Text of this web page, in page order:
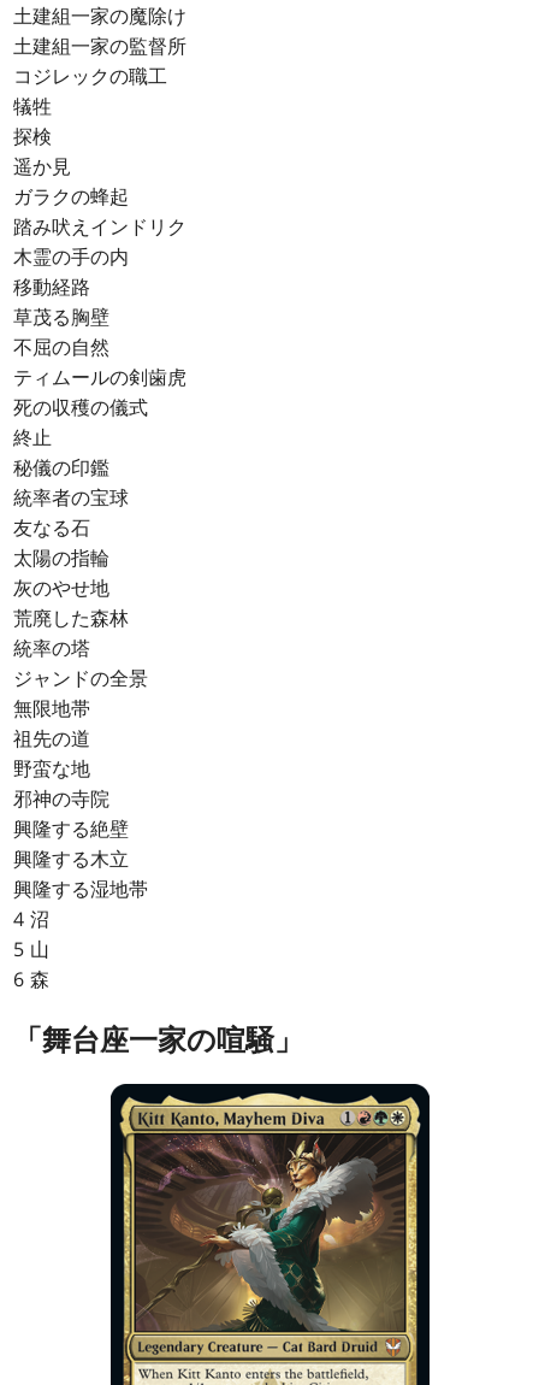
土建組一家の魔除け
土建組一家の監督所
コジレックの職工
犠牲
探検
遥か見
ガラクの蜂起
踏み吠えインドリク
木霊の手の内
移動経路
草茂る胸壁
不屈の自然
ティムールの剣歯虎
死の収穫の儀式
終止
秘儀の印鑑
統率者の宝球
友なる石
太陽の指輪
灰のやせ地
荒廃した森林
統率の塔
ジャンドの全景
無限地帯
祖先の道
野蛮な地
邪神の寺院
興隆する絶壁
興隆する木立
興隆する湿地帯
4 沼
5 山
6 森
「舞台座一家の喧騒」